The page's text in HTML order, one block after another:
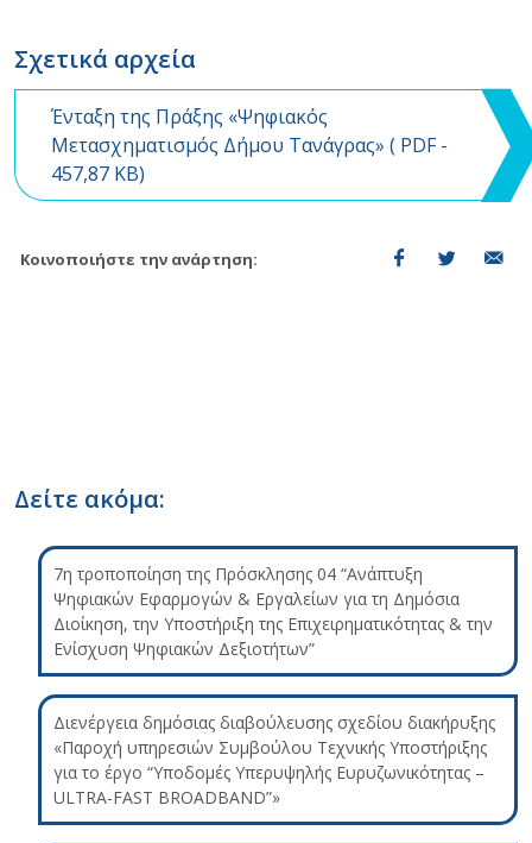
Σχετικά αρχεία
Ένταξη της Πράξης «Ψηφιακός
Μετασχηματισμός Δήμου Τανάγρας» ( PDF-
457,87 KB)
Κοινοποιήστε την ανάρτηση:
Δείτε ακόμα:
7η τροποποίηση της Πρόσκλησης 04 “Ανάπτυξη
Ψηφιακών Εφαρμογών & Εργαλείων για τη Δημόσια
Διοίκηση, την Υποστήριξη της Επιχειρηματικότητας & την
Ενίσχυση Ψηφιακών Δεξιοτήτων”
Διενέργεια δημόσιας διαβούλευσης σχεδίου διακήρυξης
«Παροχή υπηρεσιών Συμβούλου Τεχνικής Υποστήριξης
για το έργο “Υποδομές Υπερυψηλής Ευρυζωνικότητας –
ULTRA-FAST BROADBAND”»